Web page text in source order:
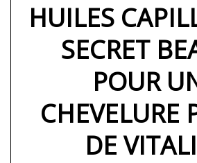
HUILES
SECRET
POUR
CHEVELURE
DE